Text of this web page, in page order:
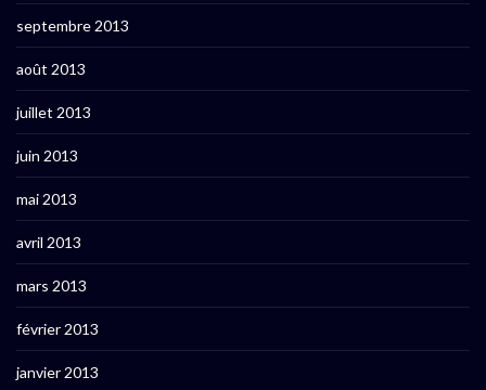
septembre 2013
août 2013
juillet 2013
juin 2013
mai 2013
avril 2013
mars 2013
février 2013
janvier 2013